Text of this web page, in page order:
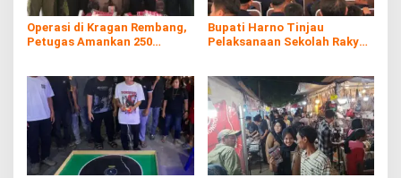
Operasi di Kragan Rembang,
Petugas Amankan 250
Bupati Harno Tinjau
Pelaksanaan Sekolah Rakyat